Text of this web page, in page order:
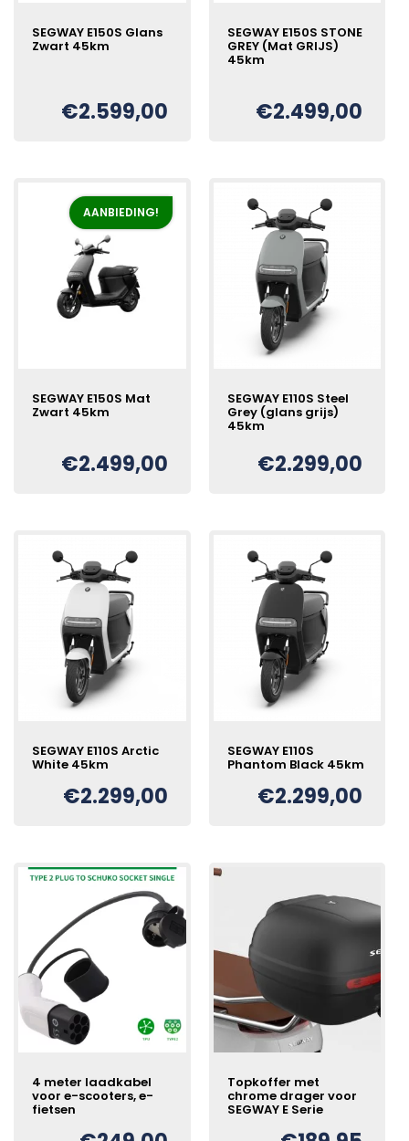
SEGWAY E150S Glans
Zwart 45km
€2.599,00
SEGWAY E150S STONE
GREY (Mat GRIJS)
45km
Oorspronkelijke
€2.499,00
Huidige
AANBIEDING!
SEGWAY E150S Mat
Zwart 45km
Oorspronkelijke
€2.499,00
Huidige
SEGWAY E110S Steel
Grey (glans grijs)
45km
€2.299,00
SEGWAY E110S Arctic
White 45km
€2.299,00
SEGWAY E110S
Phantom Black 45km
€2.299,00
4 meter laadkabel
voor e-scooters, e-
fietsen
Topkoffer met
chrome drager voor
SEGWAY E Serie